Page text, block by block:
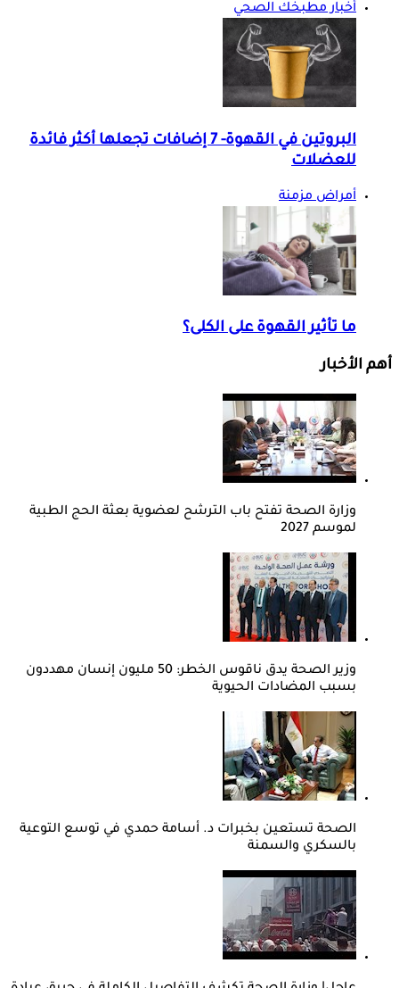
أخبار مطبخك الصحي
البروتين في القهوة- 7 إضافات تجعلها أكثر فائدة
للعضلات
أمراض مزمنة
ما تأثير القهوة على الكلى؟
أهم الأخبار
وزارة الصحة تفتح باب الترشح لعضوية بعثة الحج الطبية
لموسم 2027
وزير الصحة يدق ناقوس الخطر: 50 مليون إنسان مهددون
بسبب المضادات الحيوية
الصحة تستعين بخبرات د. أسامة حمدي في توسع التوعية
بالسكري والسمنة